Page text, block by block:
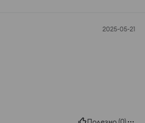
2025-05-21